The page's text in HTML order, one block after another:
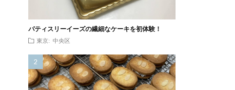
パティスリーイーズの繊細なケーキを初体験！
東京: 中央区